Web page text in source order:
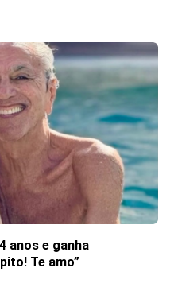
anos e ganha
Te amo”